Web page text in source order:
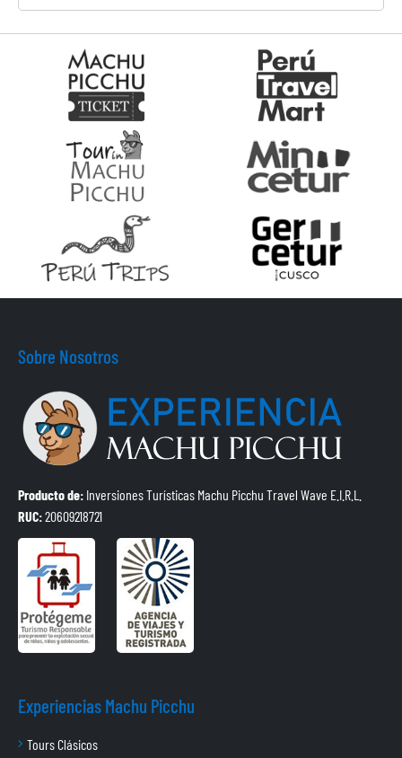
Sobre Nosotros
Producto de: Inversiones Turísticas Machu Picchu Travel Wave E.I.R.L.
RUC:20609218721
Experiencias Machu Picchu
Tours Clásicos